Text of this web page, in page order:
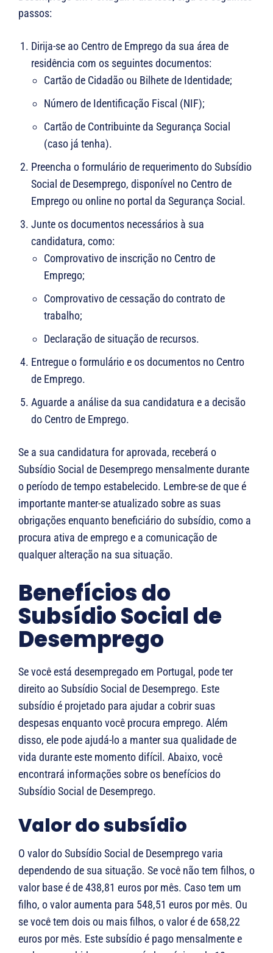
passos:
Dirija-se ao Centro de Emprego da sua área de
residência com os seguintes documentos:
Cartão de Cidadão ou Bilhete de Identidade;
Número de Identificação Fiscal (NIF);
Cartão de Contribuinte da Segurança Social
(caso já tenha).
Preencha o formulário de requerimento do Subsídio
Social de Desemprego, disponível no Centro de
Emprego ou online no portal da Segurança Social.
Junte os documentos necessários à sua
candidatura, como:
Comprovativo de inscrição no Centro de
Emprego;
Comprovativo de cessação do contrato de
trabalho;
Declaração de situação de recursos.
Entregue o formulário e os documentos no Centro
de Emprego.
Aguarde a análise da sua candidatura e a decisão
do Centro de Emprego.
Se a sua candidatura for aprovada, receberá o
Subsídio Social de Desemprego mensalmente durante
o período de tempo estabelecido. Lembre-se de que é
importante manter-se atualizado sobre as suas
obrigações enquanto beneficiário do subsídio, como a
procura ativa de emprego e a comunicação de
qualquer alteração na sua situação.
Benefícios do
Subsídio Social de
Desemprego
Se você está desempregado em Portugal, pode ter
direito ao Subsídio Social de Desemprego. Este
subsídio é projetado para ajudar a cobrir suas
despesas enquanto você procura emprego. Além
disso, ele pode ajudá-lo a manter sua qualidade de
vida durante este momento difícil. Abaixo, você
encontrará informações sobre os benefícios do
Subsídio Social de Desemprego.
Valor do subsídio
O valor do Subsídio Social de Desemprego varia
dependendo de sua situação. Se você não tem filhos, o
valor base é de 438,81 euros por mês. Caso tem um
filho, o valor aumenta para 548,51 euros por mês. Ou
se você tem dois ou mais filhos, o valor é de 658,22
euros por mês. Este subsídio é pago mensalmente e